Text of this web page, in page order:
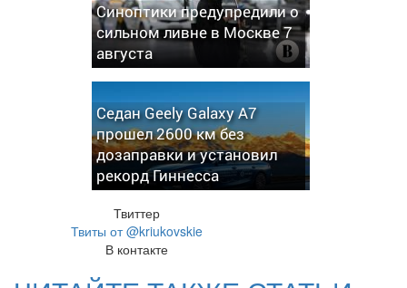
Синоптики предупредили о
сильном ливне в Москве 7
августа
Седан Geely Galaxy A7
прошел 2600 км без
дозаправки и установил
рекорд Гиннесса
Твиттер
Твиты от @kriukovskie
В контакте